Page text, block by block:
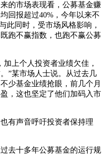
的市场表现看，公募基金赚
回报超过40%，今年以来不
此同时，受市场风格影响，
跑不赢指数，也跑不赢公募
上个人投资者业绩欠佳，
”某市场人士说。从过去几
少基金业绩抢眼，前几个月
，这也坚定了他们加码入市
声音呼吁投资者保持理
十多年公募基金的运行规